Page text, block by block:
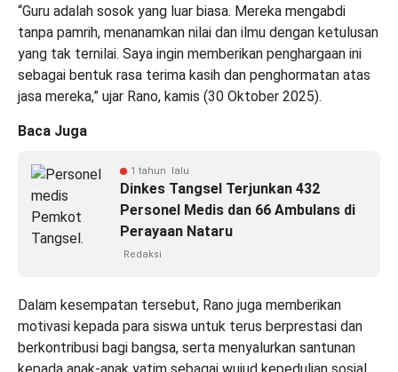
“Guru adalah sosok yang luar biasa. Mereka mengabdi
tanpa pamrih, menanamkan nilai dan ilmu dengan ketulusan
yang tak ternilai. Saya ingin memberikan penghargaan ini
sebagai bentuk rasa terima kasih dan penghormatan atas
jasa mereka,” ujar Rano, kamis (30 Oktober 2025).
Baca Juga
1 tahun lalu
Dinkes Tangsel Terjunkan 432
Personel Medis dan 66 Ambulans di
Perayaan Nataru
Redaksi
Dalam kesempatan tersebut, Rano juga memberikan
motivasi kepada para siswa untuk terus berprestasi dan
berkontribusi bagi bangsa, serta menyalurkan santunan